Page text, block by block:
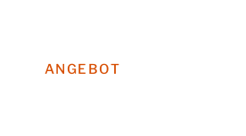
ANGEBOT